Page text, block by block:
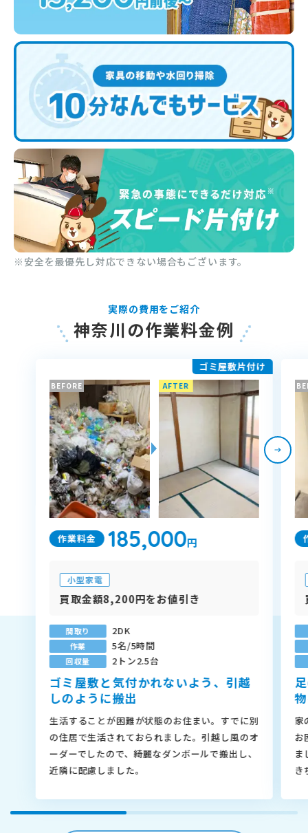
※安全を最優先し対応できない場合もございます。
実際の費用をご紹介
神奈川の作業料金例
ゴミ屋敷片付け
BEFORE AFTER
作業料金 185,000円
小型家電
買取金額8,200円をお値引き
間取り 2DK
作業 5名/5時間
回収量 2トン2.5台
ゴミ屋敷と気付かれないよう、引越
しのように搬出
生活することが困難が状態のお住まい。すでに別
の住居で生活されておられました。引越し風のオ
ーダーでしたので、綺麗なダンボールで搬出し、
近隣に配慮しました。
家
お
ま
き